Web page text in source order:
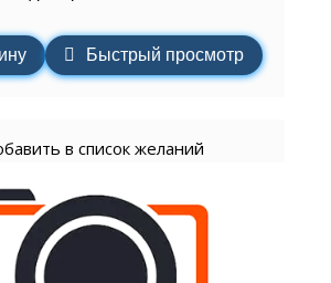
Быстрый просмотр
в список желаний